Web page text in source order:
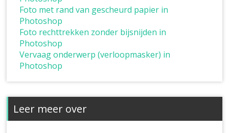
Foto met rand van gescheurd papier in
Photoshop
Foto rechttrekken zonder bijsnijden in
Photoshop
Vervaag onderwerp (verloopmasker) in
Photoshop
Leer meer over